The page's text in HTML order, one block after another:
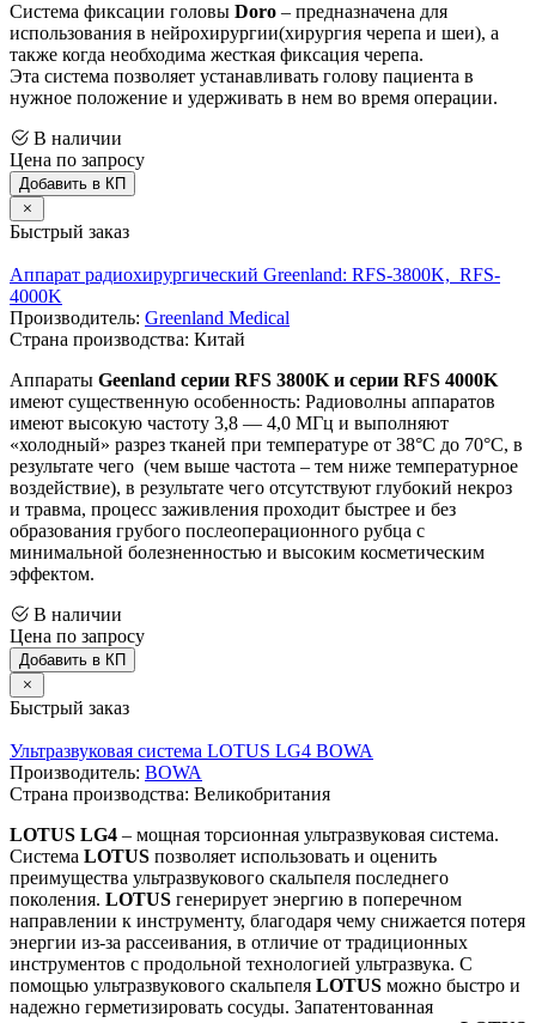
Система фиксации головы Doro – предназначена для
использования в нейрохирургии(хирургия черепа и шеи), а
также когда необходима жесткая фиксация черепа.
Эта система позволяет устанавливать голову пациента в
нужное положение и удерживать в нем во время операции.
В наличии
Цена по запросу
Добавить в КП
Быстрый заказ
Аппарат радиохирургический Greenland: RFS-3800K, RFS-
4000K
Производитель: Greenland Medical
Страна производства: Китай
Аппараты Geenland серии RFS 3800K и серии RFS 4000K
имеют существенную особенность: Радиоволны аппаратов
имеют высокую частоту 3,8 — 4,0 МГц и выполняют
«холодный» разрез тканей при температуре от 38°C до 70°С, в
результате чего (чем выше частота – тем ниже температурное
воздействие), в результате чего отсутствуют глубокий некроз
и травма, процесс заживления проходит быстрее и без
образования грубого послеоперационного рубца с
минимальной болезненностью и высоким косметическим
эффектом.
В наличии
Цена по запросу
Добавить в КП
Быстрый заказ
Ультразвуковая система LOTUS LG4 BOWA
Производитель: BOWA
Страна производства: Великобритания
LOTUS LG4 – мощная торсионная ультразвуковая система.
Система LOTUS позволяет использовать и оценить
преимущества ультразвукового скальпеля последнего
поколения. LOTUS генерирует энергию в поперечном
направлении к инструменту, благодаря чему снижается потеря
энергии из-за рассеивания, в отличие от традиционных
инструментов с продольной технологией ультразвука. С
помощью ультразвукового скальпеля LOTUS можно быстро и
надежно герметизировать сосуды. Запатентованная